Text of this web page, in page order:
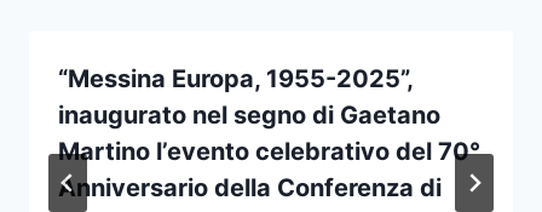
“Messina Europa, 1955-2025”,
inaugurato nel segno di Gaetano
Martino l’evento celebrativo del 70°
Anniversario della Conferenza di